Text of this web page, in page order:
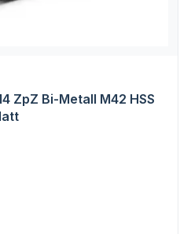
ZpZ Bi-Metall M42 HSS